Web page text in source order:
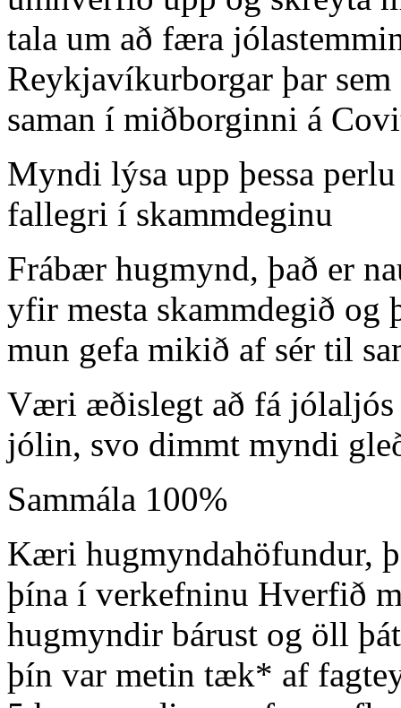
tala um að færa
Reykjavíkurborgar þar
saman í miðborginni á
Myndi lýsa upp þessa
fallegri í skammdeginu
Frábær hugmynd, það er
yfir mesta skammdegið og
mun gefa mikið af sér til
Væri æðislegt að fá jólaljós
jólin, svo dimmt myndi
Sammála 100%
Kæri hugmyndahöfundur,
þína í verkefninu Hverfið
hugmyndir bárust og öll
þín var metin tæk* af